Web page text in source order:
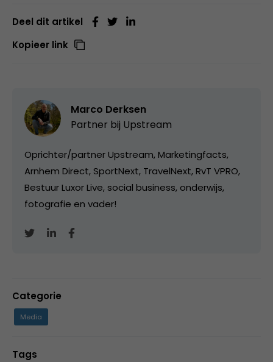
Deel dit artikel
Kopieer link
Marco Derksen
Partner bij Upstream
Oprichter/partner Upstream, Marketingfacts,
Arnhem Direct, SportNext, TravelNext, RvT VPRO,
Bestuur Luxor Live, social business, onderwijs,
fotografie en vader!
Categorie
Media
Tags